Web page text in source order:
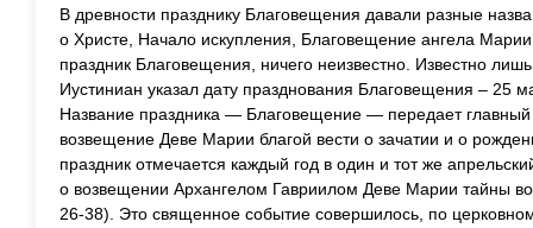
В древности празднику Благовещения давали разные
о Христе, Начало искупления, Благовещение ангела
праздник Благовещения, ничего неизвестно. Известно
Иустиниан указал дату празднования Благовещения – 25
Название праздника — Благовещение — передает
возвещение Деве Марии благой вести о зачатии и о
праздник отмечается каждый год в один и тот же
о возвещении Архангелом Гавриилом Деве Марии тайны
26-38). Это священное событие совершилось, по